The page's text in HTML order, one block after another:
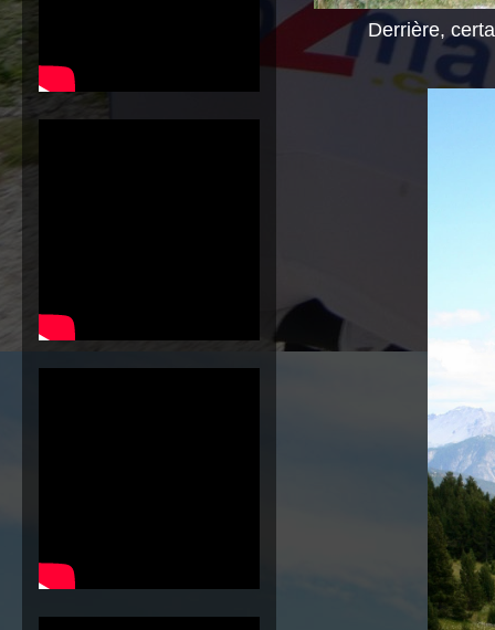
Derrière,